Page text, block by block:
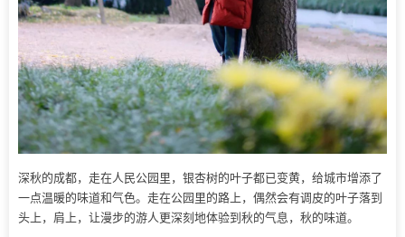
深秋的成都，走在人民公园里，银杏树的叶子都已变黄，给城市增添了
一点温暖的味道和气色。走在公园里的路上，偶然会有调皮的叶子落到
头上，肩上，让漫步的游人更深刻地体验到秋的气息，秋的味道。